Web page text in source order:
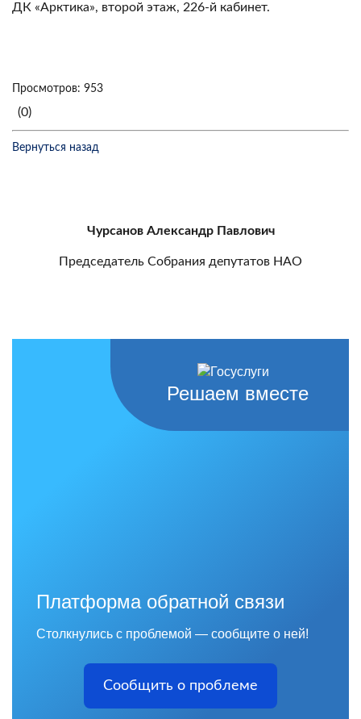
ДК «Арктика», второй этаж, 226-й кабинет.
Просмотров: 953
(0)
Вернуться назад
Чурсанов Александр Павлович
Председатель Собрания депутатов НАО
Решаем вместе
Платформа обратной связи
Столкнулись с проблемой — сообщите о ней!
Сообщить о проблеме